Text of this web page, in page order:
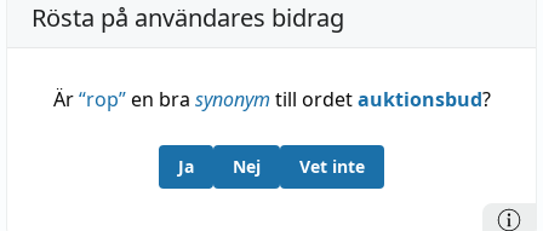
Rösta på användares bidrag
Är“rop”en bra synonym till ordetauktionsbud?
Ja Nej Vet inte